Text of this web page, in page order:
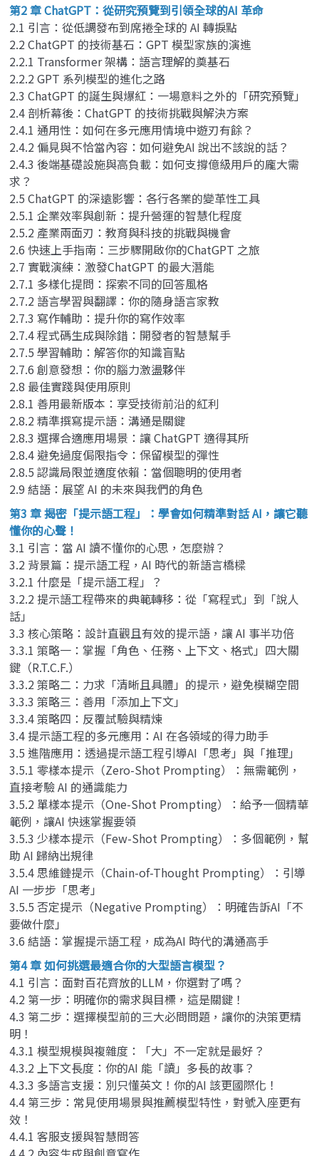
第2 章 ChatGPT：從研究預覽到引領全球的AI 革命
2.1 引言：從低調發布到席捲全球的 AI 轉捩點
2.2 ChatGPT 的技術基石：GPT 模型家族的演進
2.2.1 Transformer 架構：語言理解的奠基石
2.2.2 GPT 系列模型的進化之路
2.3 ChatGPT 的誕生與爆紅：一場意料之外的「研究預覽」
2.4 剖析幕後：ChatGPT 的技術挑戰與解決方案
2.4.1 通用性：如何在多元應用情境中遊刃有餘？
2.4.2 偏見與不恰當內容：如何避免AI 說出不該說的話？
2.4.3 後端基礎設施與高負載：如何支撐億級用戶的龐大需
求？
2.5 ChatGPT 的深遠影響：各行各業的變革性工具
2.5.1 企業效率與創新：提升營運的智慧化程度
2.5.2 產業兩面刃：教育與科技的挑戰與機會
2.6 快速上手指南：三步驟開啟你的ChatGPT 之旅
2.7 實戰演練：激發ChatGPT 的最大潛能
2.7.1 多樣化提問：探索不同的回答風格
2.7.2 語言學習與翻譯：你的隨身語言家教
2.7.3 寫作輔助：提升你的寫作效率
2.7.4 程式碼生成與除錯：開發者的智慧幫手
2.7.5 學習輔助：解答你的知識盲點
2.7.6 創意發想：你的腦力激盪夥伴
2.8 最佳實踐與使用原則
2.8.1 善用最新版本：享受技術前沿的紅利
2.8.2 精準撰寫提示語：溝通是關鍵
2.8.3 選擇合適應用場景：讓 ChatGPT 適得其所
2.8.4 避免過度侷限指令：保留模型的彈性
2.8.5 認識局限並適度依賴：當個聰明的使用者
2.9 結語：展望 AI 的未來與我們的角色
第3 章 揭密「提示語工程」：學會如何精準對話 AI，讓它聽
懂你的心聲！
3.1 引言：當 AI 讀不懂你的心思，怎麼辦？
3.2 背景篇：提示語工程，AI 時代的新語言橋樑
3.2.1 什麼是「提示語工程」？
3.2.2 提示語工程帶來的典範轉移：從「寫程式」到「說人
話」
3.3 核心策略：設計直觀且有效的提示語，讓 AI 事半功倍
3.3.1 策略一：掌握「角色、任務、上下文、格式」四大關
鍵（R.T.C.F.）
3.3.2 策略二：力求「清晰且具體」的提示，避免模糊空間
3.3.3 策略三：善用「添加上下文」
3.3.4 策略四：反覆試驗與精煉
3.4 提示語工程的多元應用：AI 在各領域的得力助手
3.5 進階應用：透過提示語工程引導AI「思考」與「推理」
3.5.1 零樣本提示（Zero-Shot Prompting）：無需範例，
直接考驗 AI 的通識能力
3.5.2 單樣本提示（One-Shot Prompting）：給予一個精華
範例，讓AI 快速掌握要領
3.5.3 少樣本提示（Few-Shot Prompting）：多個範例，幫
助 AI 歸納出規律
3.5.4 思維鏈提示（Chain-of-Thought Prompting）：引導
AI 一步步「思考」
3.5.5 否定提示（Negative Prompting）：明確告訴AI「不
要做什麼」
3.6 結語：掌握提示語工程，成為AI 時代的溝通高手
第4 章 如何挑選最適合你的大型語言模型？
4.1 引言：面對百花齊放的LLM，你選對了嗎？
4.2 第一步：明確你的需求與目標，這是關鍵！
4.3 第二步：選擇模型前的三大必問問題，讓你的決策更精
明！
4.3.1 模型規模與複雜度：「大」不一定就是最好？
4.3.2 上下文長度：你的AI 能「讀」多長的故事？
4.3.3 多語言支援：別只懂英文！你的AI 該更國際化！
4.4 第三步：常見使用場景與推薦模型特性，對號入座更有
效！
4.4.1 客服支援與智慧問答